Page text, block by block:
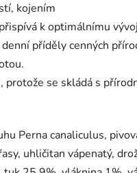
kojením
k optimálnímu
příděly cenných
protože se skládá s
Perna canaliculus,
uhličitan vápenatý,